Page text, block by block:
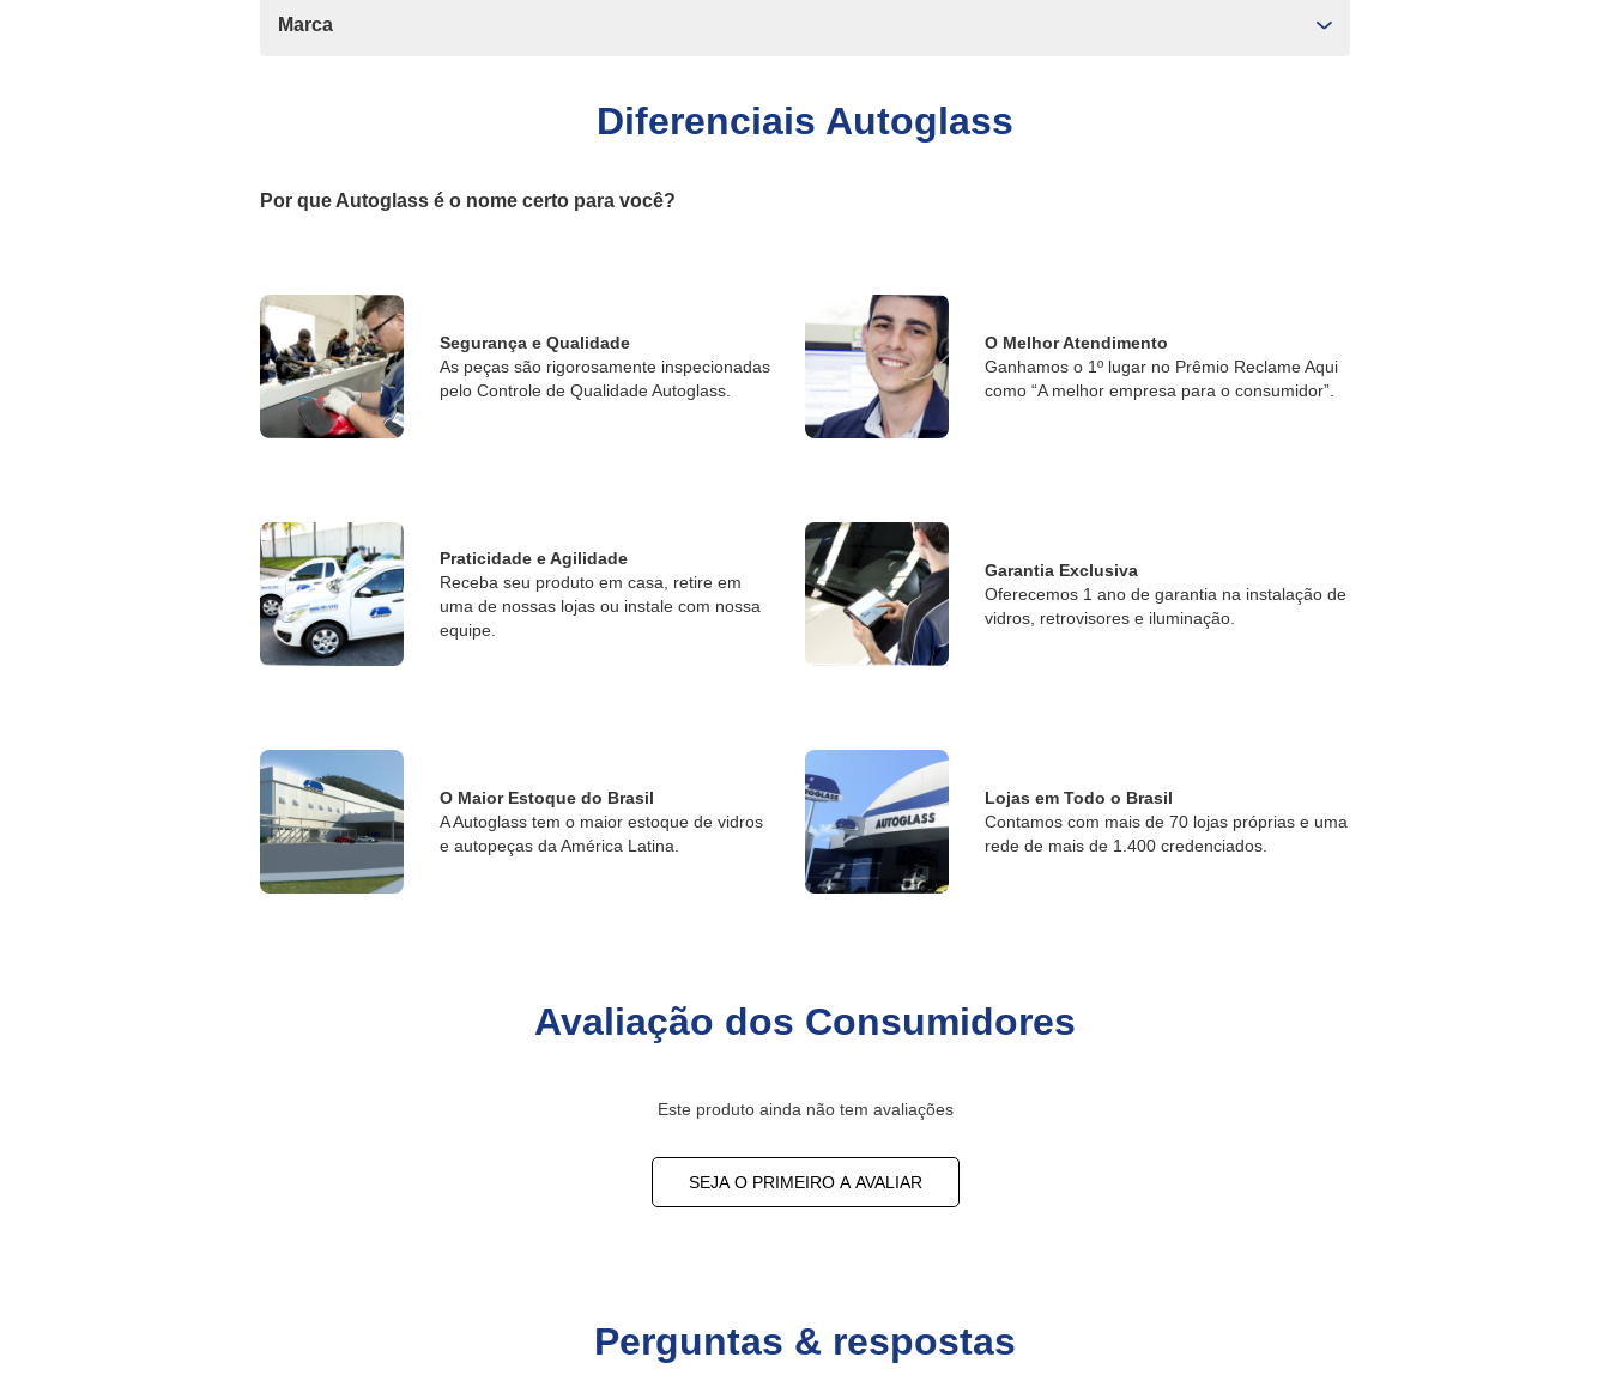
Marca
Diferenciais Autoglass
Por que Autoglass é o nome certo para você?
Segurança e Qualidade
As peças são rigorosamente inspecionadas
pelo Controle de Qualidade Autoglass.
O Melhor Atendimento
Ganhamos o 1º lugar no Prêmio Reclame Aqui
como “A melhor empresa para o consumidor”.
Praticidade e Agilidade
Receba seu produto em casa, retire em
uma de nossas lojas ou instale com nossa
equipe.
Garantia Exclusiva
Oferecemos 1 ano de garantia na instalação de
vidros, retrovisores e iluminação.
O Maior Estoque do Brasil
A Autoglass tem o maior estoque de vidros
e autopeças da América Latina.
Lojas em Todo o Brasil
Contamos com mais de 70 lojas próprias e uma
rede de mais de 1.400 credenciados.
Avaliação dos Consumidores
Este produto ainda não tem avaliações
SEJA O PRIMEIRO A AVALIAR
Perguntas & respostas